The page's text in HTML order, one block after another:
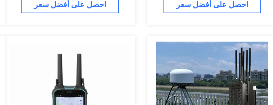
احصل على أفضل سعر احصل على أفضل سعر